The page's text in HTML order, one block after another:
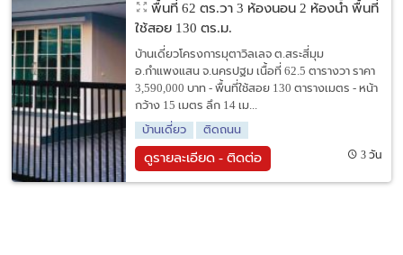
พื้นที่ 62 ตร.วา 3 ห้องนอน 2 ห้องน้ำ พื้นที่
ใช้สอย 130 ตร.ม.
บ้านเดี่ยวโครงการมุตาวิลเลจ ต.สระสี่มุม
อ.กำแพงแสน จ.นครปฐม เนื้อที่ 62.5 ตารางวา ราคา
3,590,000 บาท - พื้นที่ใช้สอย 130 ตารางเมตร - หน้า
กว้าง 15 เมตร ลึก 14 เม...
บ้านเดี่ยว
ติดถนน
ดูรายละเอียด - ติดต่อ 3 วัน